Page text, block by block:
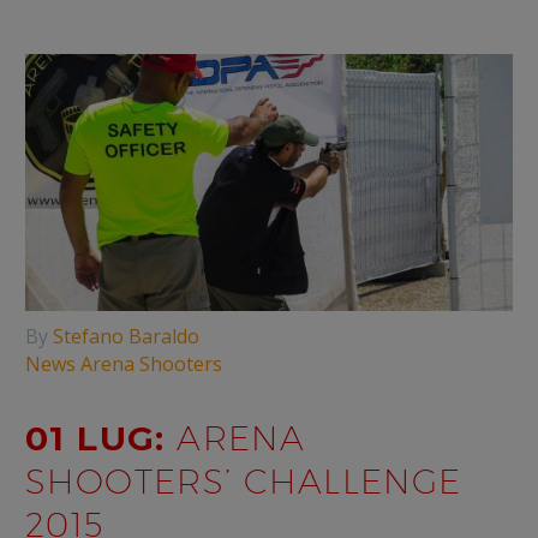
ByStefano Baraldo
News Arena Shooters
01 LUG: ARENA
SHOOTERS’ CHALLENGE
2015